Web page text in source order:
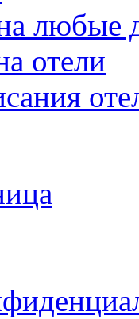
любые
отели